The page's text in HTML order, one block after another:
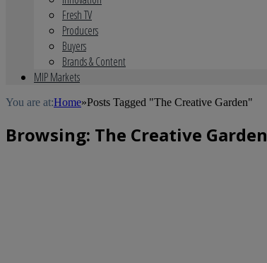
Fresh TV
Producers
Buyers
Brands & Content
MIP Markets
You are at:Home»Posts Tagged "The Creative Garden"
Browsing: The Creative Garden